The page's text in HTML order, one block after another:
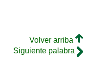
Volver arriba
Siguiente palabra